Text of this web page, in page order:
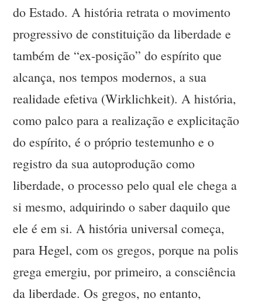
do Estado. A história retrata o movimento
progressivo de constituição da liberdade e
também de “ex-posição” do espírito que
alcança, nos tempos modernos, a sua
realidade efetiva (Wirklichkeit). A história,
como palco para a realização e explicitação
do espírito, é o próprio testemunho e o
registro da sua autoprodução como
liberdade, o processo pelo qual ele chega a
si mesmo, adquirindo o saber daquilo que
ele é em si. A história universal começa,
para Hegel, com os gregos, porque na polis
grega emergiu, por primeiro, a consciência
da liberdade. Os gregos, no entanto,